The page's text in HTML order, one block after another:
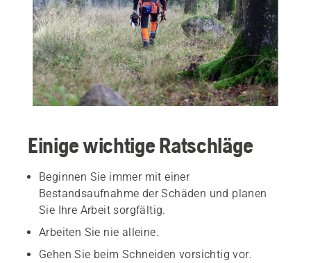
Einige wichtige Ratschläge
Beginnen Sie immer mit einer
Bestandsaufnahme der Schäden und planen
Sie Ihre Arbeit sorgfältig.
Arbeiten Sie nie alleine.
Gehen Sie beim Schneiden vorsichtig vor.